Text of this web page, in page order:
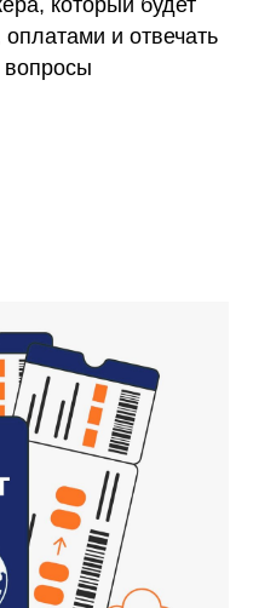
который будет
и отвечать